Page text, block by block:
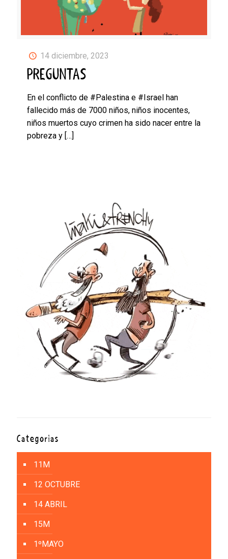
14 diciembre, 2023
PREGUNTAS
En el conflicto de #Palestina e #Israel han
fallecido más de 7000 niños, niños inocentes,
niños muertos cuyo crimen ha sido nacer entre la
pobreza y […]
Categorías
11M
12 OCTUBRE
14 ABRIL
15M
1ºMAYO